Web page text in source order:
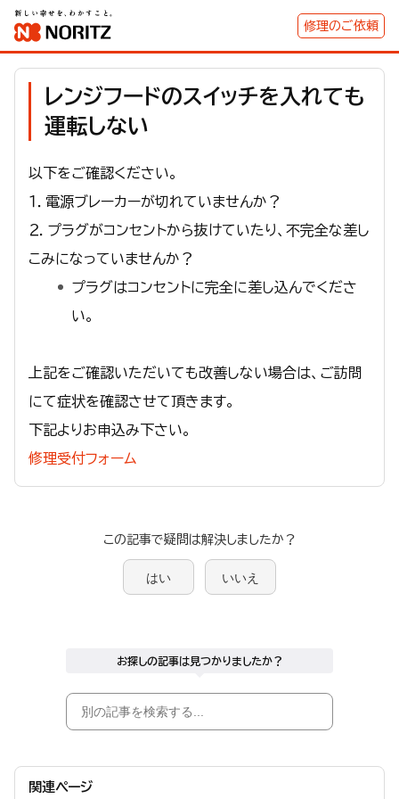
修理のご依頼
レンジフードのスイッチを入れても
運転しない
以下をご確認ください。
１．電源ブレーカーが切れていませんか？
２．プラグがコンセントから抜けていたり、不完全な差し
こみになっていませんか？
プラグはコンセントに完全に差し込んでくださ
い。
上記をご確認いただいても改善しない場合は、ご訪問
にて症状を確認させて頂きます。
下記よりお申込み下さい。
修理受付フォーム
この記事で疑問は解決しましたか？
はい いいえ
お探しの記事は見つかりましたか？
関連ページ